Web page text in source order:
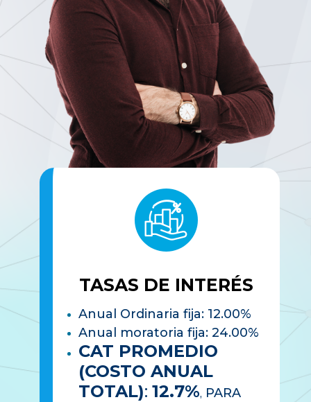
TASAS DE INTERÉS
Anual Ordinaria fija: 12.00%
Anual moratoria fija: 24.00%
CAT PROMEDIO
(COSTO ANUAL
TOTAL): 12.7%, PARA